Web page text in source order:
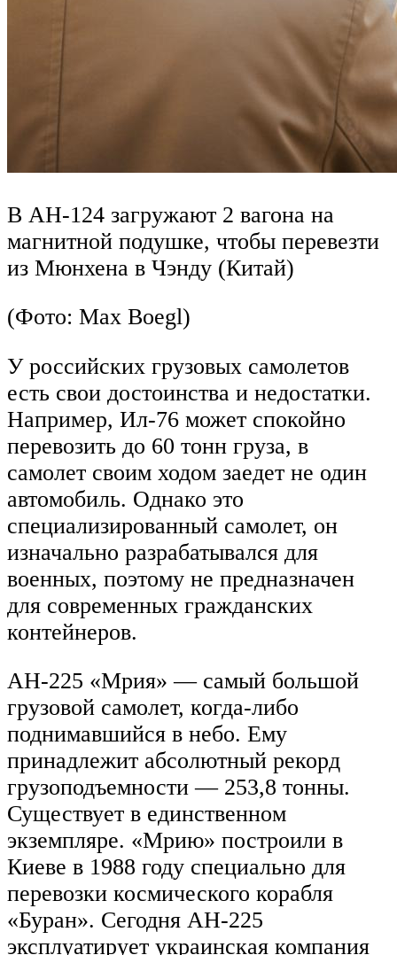
В АН-124 загружают 2 вагона на
магнитной подушке, чтобы перевезти
из Мюнхена в Чэнду (Китай)
(Фото: Max Boegl)
У российских грузовых самолетов
есть свои достоинства и недостатки.
Например, Ил-76 может спокойно
перевозить до 60 тонн груза, в
самолет своим ходом заедет не один
автомобиль. Однако это
специализированный самолет, он
изначально разрабатывался для
военных, поэтому не предназначен
для современных гражданских
контейнеров.
АН-225 «Мрия» — самый большой
грузовой самолет, когда-либо
поднимавшийся в небо. Ему
принадлежит абсолютный рекорд
грузоподъемности — 253,8 тонны.
Существует в единственном
экземпляре. «Мрию» построили в
Киеве в 1988 году специально для
перевозки космического корабля
«Буран». Сегодня АН-225
эксплуатирует украинская компания